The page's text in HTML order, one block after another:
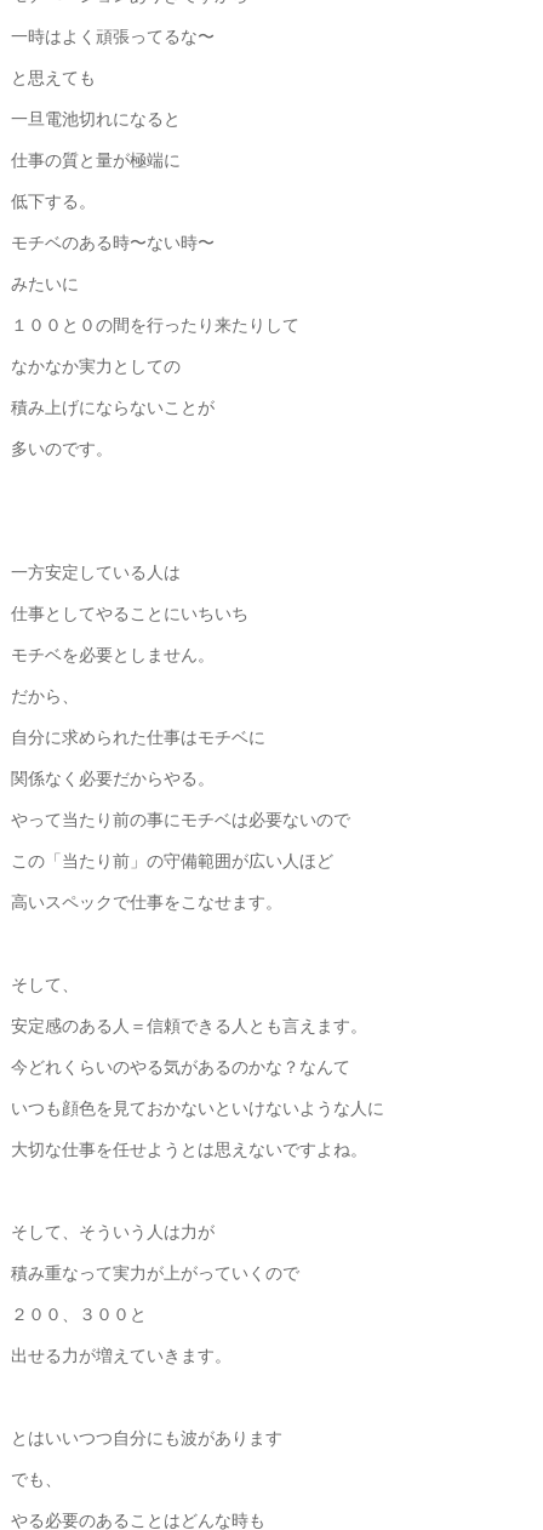
一時はよく頑張ってるな〜
と思えても
一旦電池切れになると
仕事の質と量が極端に
低下する。
モチベのある時〜ない時〜
みたいに
１００と０の間を行ったり来たりして
なかなか実力としての
積み上げにならないことが
多いのです。
一方安定している人は
仕事としてやることにいちいち
モチベを必要としません。
だから、
自分に求められた仕事はモチベに
関係なく必要だからやる。
やって当たり前の事にモチベは必要ないので
この「当たり前」の守備範囲が広い人ほど
高いスペックで仕事をこなせます。
そして、
安定感のある人＝信頼できる人とも言えます。
今どれくらいのやる気があるのかな？なんて
いつも顔色を見ておかないといけないような人に
大切な仕事を任せようとは思えないですよね。
そして、そういう人は力が
積み重なって実力が上がっていくので
２００、３００と
出せる力が増えていきます。
とはいいつつ自分にも波があります
でも、
やる必要のあることはどんな時も